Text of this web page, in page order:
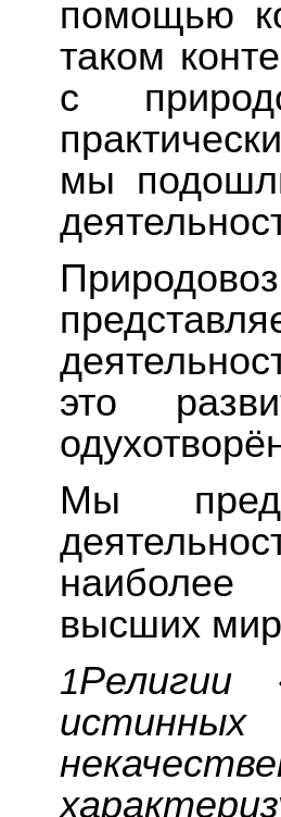
помощью
таком
с
мы
это
Мы
наиболее
высших
1Религии